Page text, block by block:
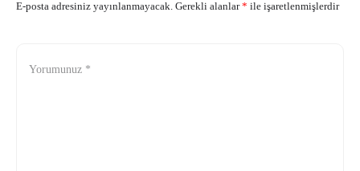
E-posta adresiniz yayınlanmayacak. Gerekli alanlar* ile işaretlenmişlerdir